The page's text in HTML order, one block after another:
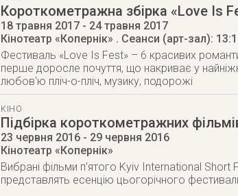
Короткометражна збірка «Love Is
18 травня 2017 - 24 травня 2017
Кінотеатр «Копернік» . Сеанси (арт-зал):
Фестиваль «Love Is Fest» – 6 красивих
перше доросле почуття, що накриває у
любов'ю пліч-о-пліч, музику, подорожі
КІНО
Підбірка короткометражних
23 червня 2016 - 29 червня 2016
Кінотеатр «Копернік»
Вибрані фільми п'ятого Kyiv International Short
представлять есенцію цьогорічного